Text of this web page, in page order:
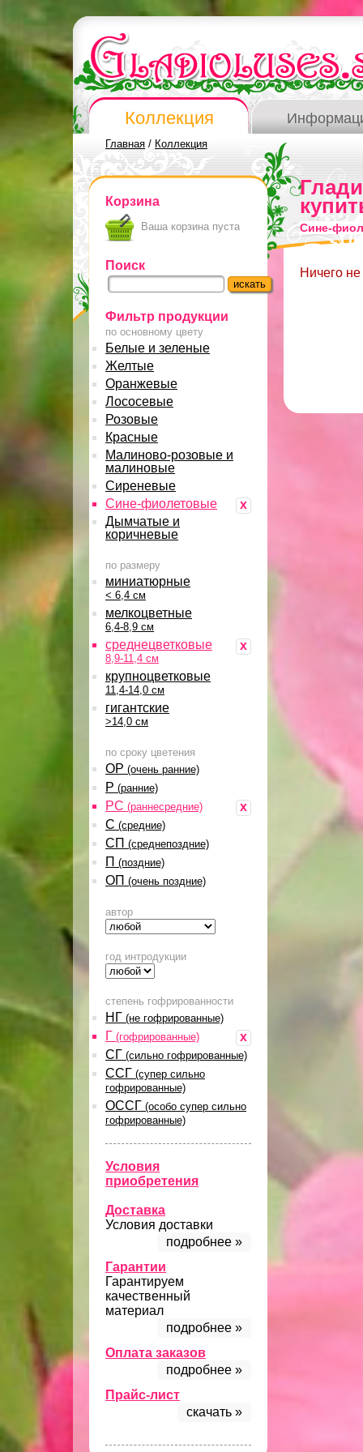
Коллекция
Главная / Коллекция
Корзина
Ваша корзина пуста
Поиск
Фильтр продукции
по основному цвету
Белые и зеленые
Желтые
Оранжевые
Лососевые
Розовые
Красные
Малиново-розовые и
малиновые
Сиреневые
x
Сине-фиолетовые
Дымчатые и
коричневые
по размеру
миниатюрные
< 6,4 см
мелкоцветные
6,4-8,9 см
x
среднецветковые
8,9-11,4 см
крупноцветковые
11,4-14,0 см
гигантские
>14,0 см
по сроку цветения
ОР (очень ранние)
Р (ранние)
x
РС (раннесредние)
С (средние)
СП (среднепоздние)
П (поздние)
ОП (очень поздние)
автор
год интродукции
степень гофрированности
НГ (не гофрированные)
x
Г (гофрированные)
СГ (сильно гофрированные)
ССГ (супер сильно
гофрированные)
ОССГ (особо супер сильно
гофрированные)
Условия
приобретения
Доставка
Условия доставки
подробнее »
Гарантии
Гарантируем
качественный
материал
подробнее »
Оплата заказов
подробнее »
Прайс-лист
скачать »
Сине-
Ничего